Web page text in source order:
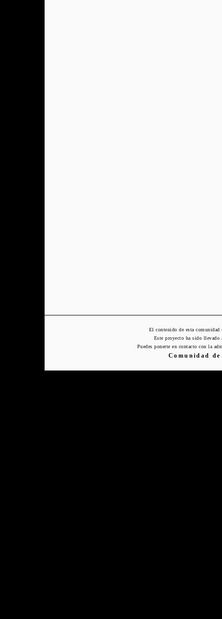
El contenido de esta
Este proyecto ha sido
Puedes ponerte en contacto con la
Comunidad